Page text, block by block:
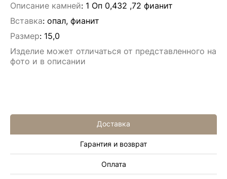
Описание камней: 1 Оп 0,432 ,72 фианит
Вставка: опал, фианит
Размер: 15,0
Изделие может отличаться от представленного на
фото и в описании
Доставка
Гарантия и возврат
Оплата
Иван Еремеев